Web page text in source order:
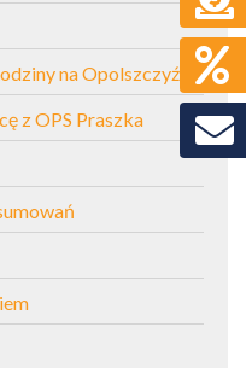
na Opolszczyźnie
z OPS Praszka